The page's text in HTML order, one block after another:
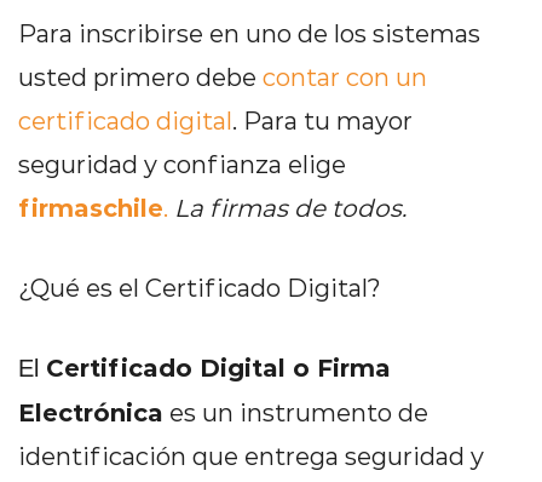
Para inscribirse en uno de los sistemas
usted primero debe contar con un
certificado digital. Para tu mayor
seguridad y confianza elige
firmaschile. La firmas de todos.
¿Qué es el Certificado Digital?
El Certificado Digital o Firma
Electrónica es un instrumento de
identificación que entrega seguridad y